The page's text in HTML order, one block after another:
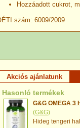
Hozzáadott cukrot,
szám: 6009/2009
Akciós ajánlatunk
Hasonló termékek
G&G OMEGA 3
(G&G)
Hideg tengeri